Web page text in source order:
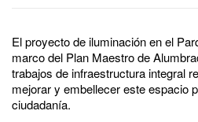
El proyecto de iluminación en el
marco del Plan Maestro de
trabajos de infraestructura integral
mejorar y embellecer este espacio
ciudadanía.